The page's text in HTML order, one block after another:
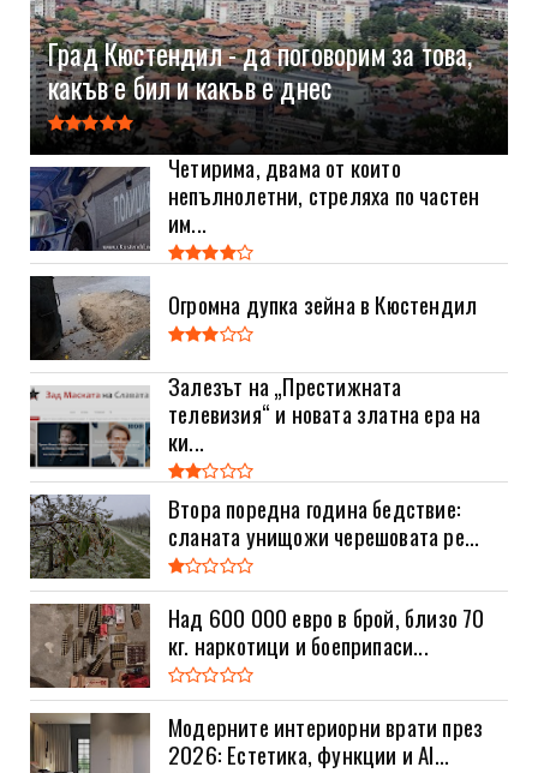
Град Кюстендил - да поговорим за това,
какъв е бил и какъв е днес
Четирима, двама от които
непълнолетни, стреляха по частен
им...
Огромна дупка зейна в Кюстендил
Залезът на „Престижната
телевизия“ и новата златна ера на
ки...
Втора поредна година бедствие:
сланата унищожи черешовата ре...
Над 600 000 евро в брой, близо 70
кг. наркотици и боеприпаси...
Модерните интериорни врати през
2026: Естетика, функции и AI...